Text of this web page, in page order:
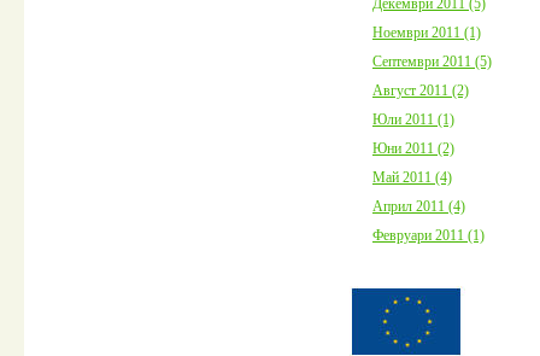
Ноември 2011 (1)
Септември 2011 (5)
Август 2011 (2)
Юли 2011 (1)
Юни 2011 (2)
Май 2011 (4)
Април 2011 (4)
Февруари 2011 (1)